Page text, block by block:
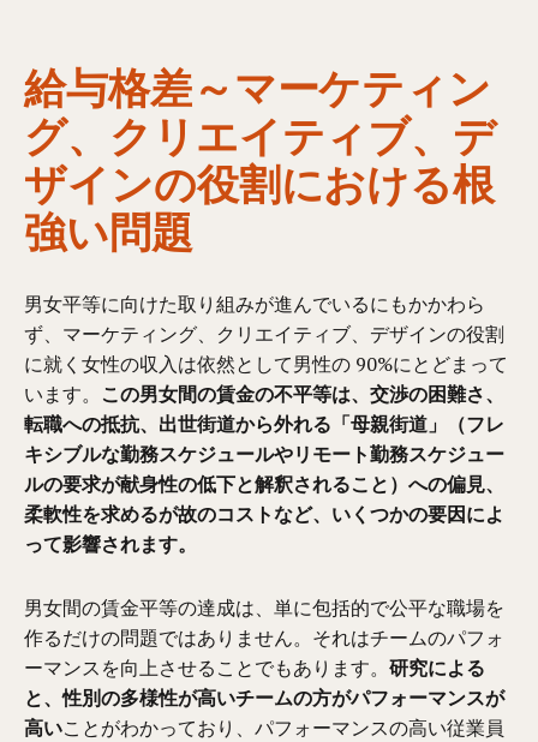
給与格差～マーケティン
グ、クリエイティブ、デ
ザインの役割における根
強い問題
男女平等に向けた取り組みが進んでいるにもかかわら
ず、マーケティング、クリエイティブ、デザインの役割
に就く女性の収入は依然として男性の 90%にとどまって
います。 この男女間の賃金の不平等は、交渉の困難さ、
転職への抵抗、出世街道から外れる「母親街道」（フレ
キシブルな勤務スケジュールやリモート勤務スケジュー
ルの要求が献身性の低下と解釈されること）への偏見、
柔軟性を求めるが故のコストなど、いくつかの要因によ
って影響されます。
男女間の賃金平等の達成は、単に包括的​​で公平な職場を
作るだけの問題ではありません。それはチームのパフォ
ーマンスを向上させることでもあります。研究による
と、性別の多様性が高いチームの方がパフォーマンスが
高いことがわかっており、パフォーマンスの高い従業員